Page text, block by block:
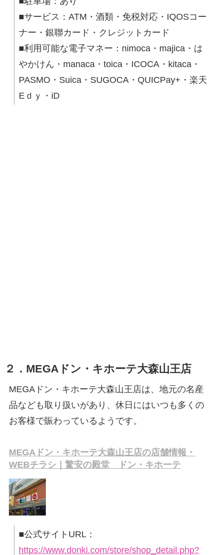
■サービス：ATM・酒類・免税対応・IQOSコー
ナー・銀聯カード・クレジットカード
■利用可能な電子マネー：nimoca・majica・は
やかけん・manaca・toica・ICOCA・kitaca・
PASMO・Suica・SUGOCA・QUICPay+・楽天
Eｄｙ・iD
２．MEGAドン・キホーテ大森山王店
MEGAドン・キホーテ大森山王店は、地元の名産
品なども取り扱いがあり、休日にはいつも多くの
お客様で賑わっているようです。
MEGAドン・キホーテ大森山王店の店舗情報・
WEBチラシ｜驚安の殿堂 ドン・キホーテ
■公式サイトURL：
https://www.donki.com/store/shop_detail.php?